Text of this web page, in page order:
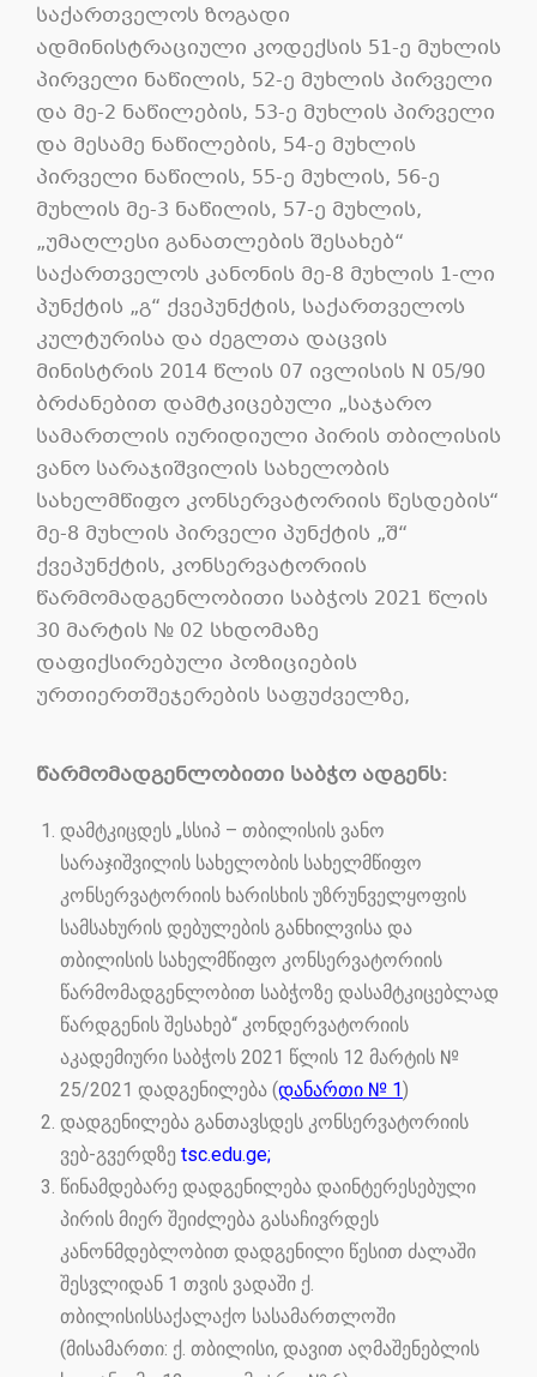
საქართველოს ზოგადი
ადმინისტრაციული კოდექსის 51-ე მუხლის
პირველი ნაწილის, 52-ე მუხლის პირველი
და მე-2 ნაწილების, 53-ე მუხლის პირველი
და მესამე ნაწილების, 54-ე მუხლის
პირველი ნაწილის, 55-ე მუხლის, 56-ე
მუხლის მე-3 ნაწილის, 57-ე მუხლის,
„უმაღლესი განათლების შესახებ“
საქართველოს კანონის მე-8 მუხლის 1-ლი
პუნქტის „გ“ ქვეპუნქტის, საქართველოს
კულტურისა და ძეგლთა დაცვის
მინისტრის 2014 წლის 07 ივლისის N 05/90
ბრძანებით დამტკიცებული „საჯარო
სამართლის იურიდიული პირის თბილისის
ვანო სარაჯიშვილის სახელობის
სახელმწიფო კონსერვატორიის წესდების“
მე-8 მუხლის პირველი პუნქტის „შ“
ქვეპუნქტის, კონსერვატორიის
წარმომადგენლობითი საბჭოს 2021 წლის
30 მარტის № 02 სხდომაზე
დაფიქსირებული პოზიციების
ურთიერთშეჯერების საფუძველზე,
წარმომადგენლობითი საბჭო ადგენს:
დამტკიცდეს „სსიპ – თბილისის ვანო
სარაჯიშვილის სახელობის სახელმწიფო
კონსერვატორიის ხარისხის უზრუნველყოფის
სამსახურის დებულების განხილვისა და
თბილისის სახელმწიფო კონსერვატორიის
წარმომადგენლობით საბჭოზე დასამტკიცებლად
წარდგენის შესახებ“ კონდერვატორიის
აკადემიური საბჭოს 2021 წლის 12 მარტის №
25/2021 დადგენილება (დანართი № 1)
დადგენილება განთავსდეს კონსერვატორიის
ვებ-გვერდზე tsc.edu.ge;
წინამდებარე დადგენილება დაინტერესებული
პირის მიერ შეიძლება გასაჩივრდეს
კანონმდებლობით დადგენილი წესით ძალაში
შესვლიდან 1 თვის ვადაში ქ.
თბილისისსაქალაქო სასამართლოში
(მისამართი: ქ. თბილისი, დავით აღმაშენებლის